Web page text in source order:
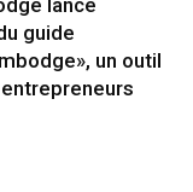
lance
guide
un outil